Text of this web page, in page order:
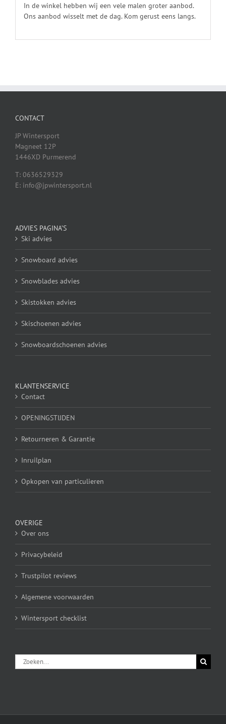
In de winkel hebben wij een vele malen groter aanbod.
Ons aanbod wisselt met de dag. Kom gerust eens langs.
CONTACT
JP Wintersport
Magneet 12P
1446XD Purmerend
T: 0636529329
E: info@jpwintersport.nl
ADVIES PAGINA’S
Ski advies
Snowboard advies
Snowblades advies
Skistokken advies
Skischoenen advies
Snowboardschoenen advies
KLANTENSERVICE
Contact
OPENINGSTIJDEN
Retourneren & Garantie
Inruilplan
Opkopen van particulieren
OVERIGE
Over ons
Privacybeleid
Trustpilot reviews
Algemene voorwaarden
Wintersport checklist
Zoeken
naar: